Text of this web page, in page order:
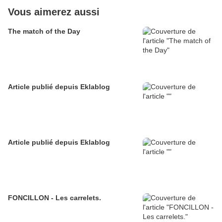
Vous aimerez aussi
The match of the Day
Article publié depuis Eklablog
Article publié depuis Eklablog
FONCILLON - Les carrelets.